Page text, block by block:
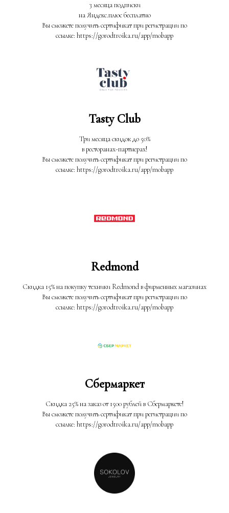
3 месяца подписки
на Яндекс.плюс бесплатно
Вы сможете получить сертификат при регистрации по
ссылке: https://gorodtroika.ru/app/mobapp
Tasty Club
Три месяца скидок до 50%
в ресторанах-партнерах!
Вы сможете получить сертификат при регистрации по
ссылке: https://gorodtroika.ru/app/mobapp
Redmond
Скидка 15% на покупку техники Redmond в фирменных магазинах
Вы сможете получить сертификат при регистрации по
ссылке: https://gorodtroika.ru/app/mobapp
Сбермаркет
Скидка 25% на заказ от 1500 рублей в Сбермаркете!
Вы сможете получить сертификат при регистрации по
ссылке: https://gorodtroika.ru/app/mobapp